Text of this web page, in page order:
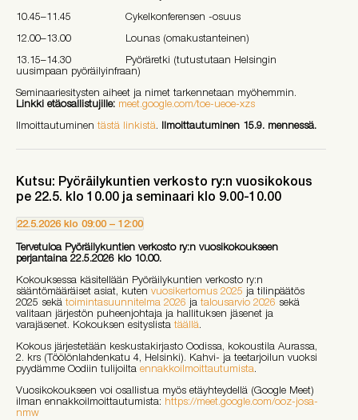
10.45–11.45 Cykelkonferensen -osuus
12.00–13.00 Lounas (omakustanteinen)
13.15–14.30 Pyöräretki (tutustutaan Helsingin
uusimpaan pyöräilyinfraan)
Seminaariesitysten aiheet ja nimet tarkennetaan myöhemmin.
Linkki etäosallistujille: meet.google.com/toe-ueoe-xzs
Ilmoittautuminen tästä linkistä. Ilmoittautuminen 15.9. mennessä.
Kutsu: Pyöräilykuntien verkosto ry:n vuosikokous
pe 22.5. klo 10.00 ja seminaari klo 9.00-10.00
22.5.2026 klo 09:00 – 12:00
Tervetuloa Pyöräilykuntien verkosto ry:n vuosikokoukseen
perjantaina 22.5.2026 klo 10.00.
Kokouksessa käsitellään Pyöräilykuntien verkosto ry:n
sääntömääräiset asiat, kuten vuosikertomus 2025 ja tilinpäätös
2025 sekä toimintasuunnitelma 2026 ja talousarvio 2026 sekä
valitaan järjestön puheenjohtaja ja hallituksen jäsenet ja
varajäsenet. Kokouksen esityslista täällä.
Kokous järjestetään keskustakirjasto Oodissa, kokoustila Aurassa,
2. krs (Töölönlahdenkatu 4, Helsinki). Kahvi- ja teetarjoilun vuoksi
pyydämme Oodiin tulijoilta ennakkoilmoittautumista.
Vuosikokoukseen voi osallistua myös etäyhteydellä (Google Meet)
ilman ennakkoilmoittautumista: https://meet.google.com/ooz-josa-
nmw